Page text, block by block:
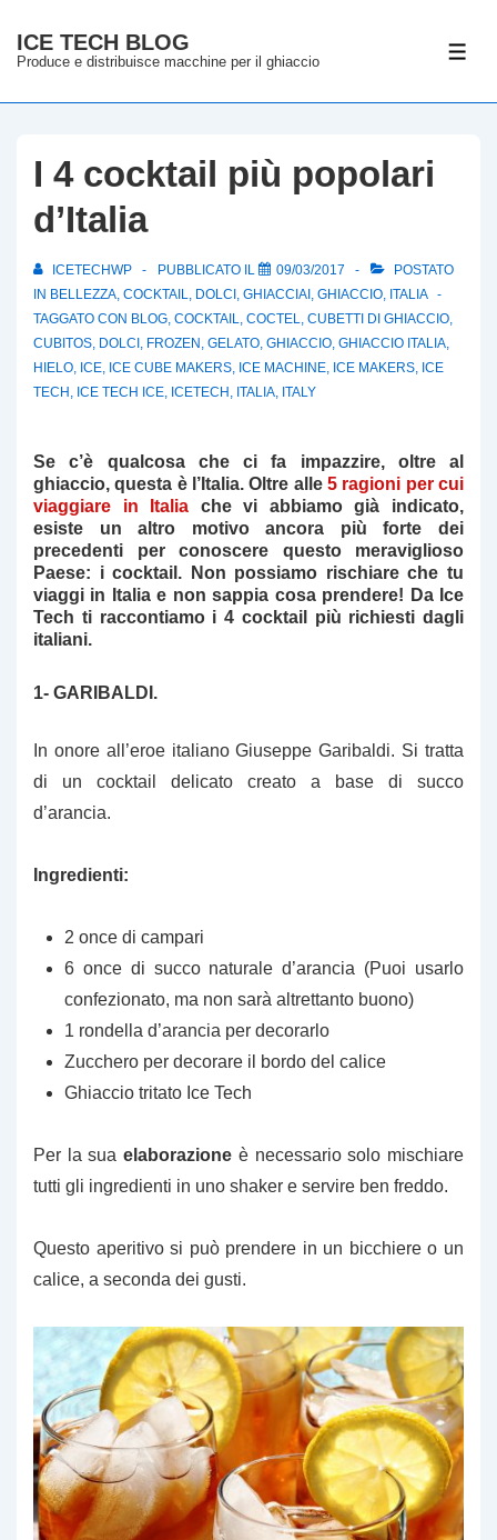
Vai
contenuto
ICE TECH BLOG
Produce e distribuisce macchine per il ghiaccio
I 4 cocktail più popolari
d’Italia
ICETECHWP PUBBLICATO IL 09/03/2017
POSTATO
IN BELLEZZA, COCKTAIL, DOLCI , GHIACCIAI , GHIACCIO, ITALIA
TAGGATO CON BLOG, COCKTAIL, COCTEL, CUBETTI DI GHIACCIO,
CUBITOS, DOLCI , FROZEN , GELATO, GHIACCIO, GHIACCIO ITALIA,
HIELO, ICE, ICE CUBE MAKERS, ICE MACHINE, ICE MAKERS, ICE
TECH , ICE TECH ICE, ICETECH , ITALIA, ITALY
Se c’è qualcosa che ci fa impazzire, oltre al
ghiaccio, questa è l’Italia. Oltre alle 5 ragioni per cui
viaggiare in Italia che vi abbiamo già indicato,
esiste un altro motivo ancora più forte dei
precedenti per conoscere questo meraviglioso
Paese: i cocktail. Non possiamo rischiare che tu
viaggi in Italia e non sappia cosa prendere! Da Ice
Tech ti raccontiamo i 4 cocktail più richiesti dagli
italiani.
1- GARIBALDI.
In onore all’eroe italiano Giuseppe Garibaldi. Si tratta
di un cocktail delicato creato a base di succo
d’arancia.
Ingredienti:
2 once di campari
6 once di succo naturale d’arancia (Puoi usarlo
confezionato, ma non sarà altrettanto buono)
1 rondella d’arancia per decorarlo
Zucchero per decorare il bordo del calice
Ghiaccio tritato Ice Tech
Per la suaelaborazione è necessario solo mischiare
tutti gli ingredienti in uno shaker e servire ben freddo.
Questo aperitivo si può prendere in un bicchiere o un
calice, a seconda dei gusti.